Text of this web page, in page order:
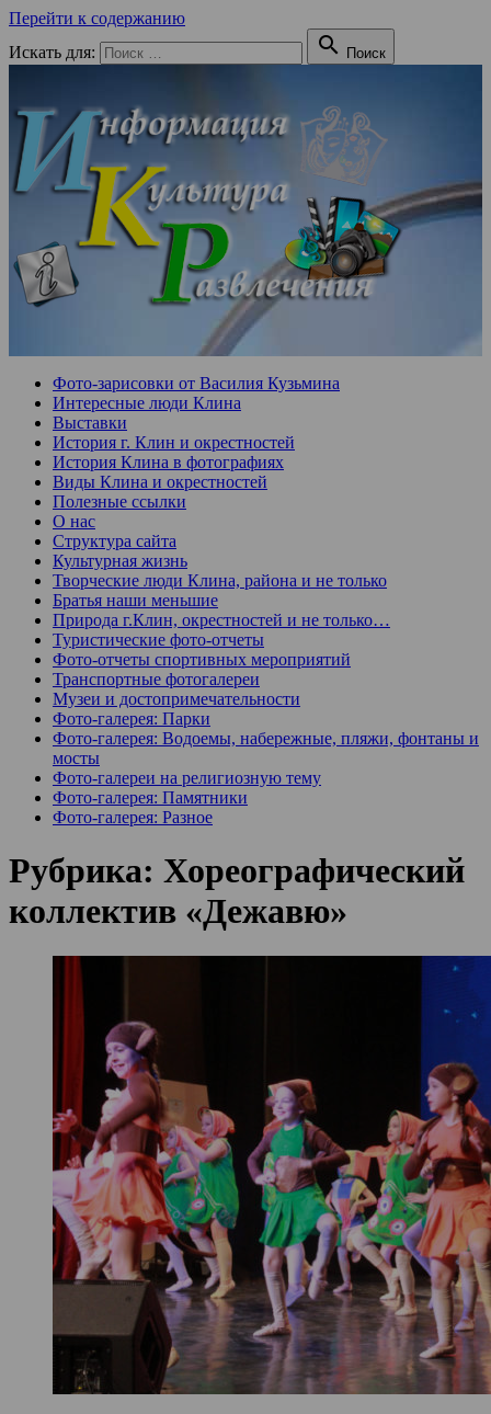
Перейти к содержанию
Искать для:
 Поиск
Фото-зарисовки от Василия Кузьмина
Интересные люди Клина
Выставки
История г. Клин и окрестностей
История Клина в фотографиях
Виды Клина и окрестностей
Полезные ссылки
О нас
Структура сайта
Культурная жизнь
Творческие люди Клина, района и не только
Братья наши меньшие
Природа г.Клин, окрестностей и не только…
Туристические фото-отчеты
Фото-отчеты спортивных мероприятий
Транспортные фотогалереи
Музеи и достопримечательности
Фото-галерея: Парки
Фото-галерея: Водоемы, набережные, пляжи, фонтаны и
мосты
Фото-галереи на религиозную тему
Фото-галерея: Памятники
Фото-галерея: Разное
Рубрика: Хореографический
коллектив «Дежавю»